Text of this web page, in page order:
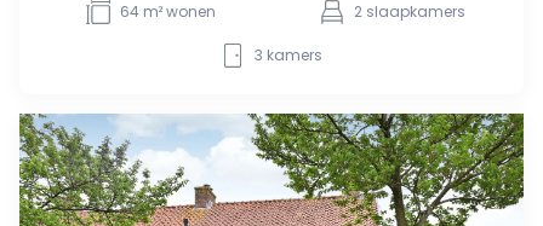
64 m² wonen 2 slaapkamers
3 kamers